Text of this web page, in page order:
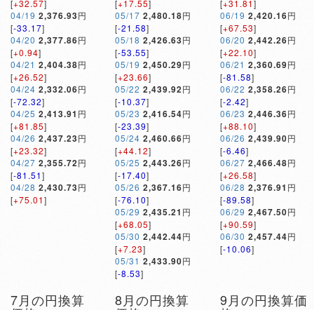
[+32.57]
04/19 2,376.93円
[-33.17]
04/20 2,377.86円
[+0.94]
04/21 2,404.38円
[+26.52]
04/24 2,332.06円
[-72.32]
04/25 2,413.91 円
[+81.85]
04/26 2,437.23円
[+23.32]
04/27 2,355.72円
[-81.51]
04/28 2,430.73円
[+75.01]
[+17.55]
05/17 2,480.18円
[-21.58]
05/18 2,426.63円
[-53.55]
05/19 2,450.29円
[+23.66]
05/22 2,439.92円
[-10.37]
05/23 2,416.54円
[-23.39]
05/24 2,460.66円
[+44.12]
05/25 2,443.26円
[-17.40]
05/26 2,367.16円
[-76.10]
05/29 2,435.21 円
[+68.05]
05/30 2,442.44円
[+7.23]
05/31 2,433.90円
[-8.53]
[+31.81]
06/19 2,420.16円
[+67.53]
06/20 2,442.26円
[+22.10]
06/21 2,360.69円
[-81.58]
06/22 2,358.26円
[-2.42]
06/23 2,446.36円
[+88.10]
06/26 2,439.90円
[-6.46]
06/27 2,466.48円
[+26.58]
06/28 2,376.91 円
[-89.58]
06/29 2,467.50円
[+90.59]
06/30 2,457.44円
[-10.06]
7月の円換算 8月の円換算 9月の円換算価